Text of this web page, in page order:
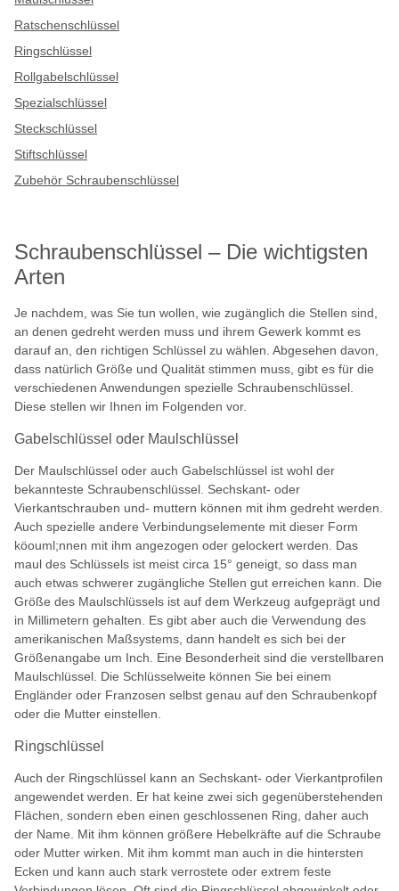
Ratschenschlüssel
Ringschlüssel
Rollgabelschlüssel
Spezialschlüssel
Steckschlüssel
Stiftschlüssel
Zubehör Schraubenschlüssel
Schraubenschlüssel – Die wichtigsten
Arten
Je nachdem, was Sie tun wollen, wie zugänglich die Stellen sind,
an denen gedreht werden muss und ihrem Gewerk kommt es
darauf an, den richtigen Schlüssel zu wählen. Abgesehen davon,
dass natürlich Größe und Qualität stimmen muss, gibt es für die
verschiedenen Anwendungen spezielle Schraubenschlüssel.
Diese stellen wir Ihnen im Folgenden vor.
Gabelschlüssel oder Maulschlüssel
Der Maulschlüssel oder auch Gabelschlüssel ist wohl der
bekannteste Schraubenschlüssel. Sechskant- oder
Vierkantschrauben und- muttern können mit ihm gedreht werden.
Auch spezielle andere Verbindungselemente mit dieser Form
köouml;nnen mit ihm angezogen oder gelockert werden. Das
maul des Schlüssels ist meist circa 15° geneigt, so dass man
auch etwas schwerer zugängliche Stellen gut erreichen kann. Die
Größe des Maulschlüssels ist auf dem Werkzeug aufgeprägt und
in Millimetern gehalten. Es gibt aber auch die Verwendung des
amerikanischen Maßsystems, dann handelt es sich bei der
Größenangabe um Inch. Eine Besonderheit sind die verstellbaren
Maulschlüssel. Die Schlüsselweite können Sie bei einem
Engländer oder Franzosen selbst genau auf den Schraubenkopf
oder die Mutter einstellen.
Ringschlüssel
Auch der Ringschlüssel kann an Sechskant- oder Vierkantprofilen
angewendet werden. Er hat keine zwei sich gegenüberstehenden
Flächen, sondern eben einen geschlossenen Ring, daher auch
der Name. Mit ihm können größere Hebelkräfte auf die Schraube
oder Mutter wirken. Mit ihm kommt man auch in die hintersten
Ecken und kann auch stark verrostete oder extrem feste